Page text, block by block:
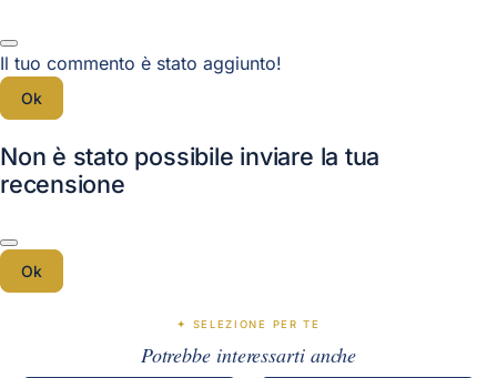
Il tuo commento è stato aggiunto!
Ok
Non è stato possibile inviare la tua
recensione
Ok
✦ SELEZIONE PER TE
Potrebbe interessarti anche